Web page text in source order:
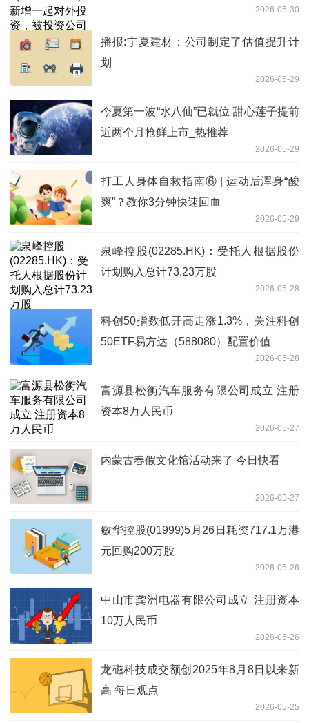
2026-05-30
播报:宁夏建材：公司制定了估值提升计
划
2026-05-29
今夏第一波“水八仙”已就位 甜心莲子提前
近两个月抢鲜上市_热推荐
2026-05-29
打工人身体自救指南⑥ | 运动后浑身“酸
爽”？教你3分钟快速回血
2026-05-29
泉峰控股(02285.HK)：受托人根据股份
计划购入总计73.23万股
2026-05-28
科创50指数低开高走涨1.3%，关注科创
50ETF易方达（588080）配置价值
2026-05-28
富源县松衡汽车服务有限公司成立 注册
资本8万人民币
2026-05-27
内蒙古春假文化馆活动来了 今日快看
2026-05-27
敏华控股(01999)5月26日耗资717.1万港
元回购200万股
2026-05-26
中山市龚洲电器有限公司成立 注册资本
10万人民币
2026-05-26
龙磁科技成交额创2025年8月8日以来新
高 每日观点
2026-05-25